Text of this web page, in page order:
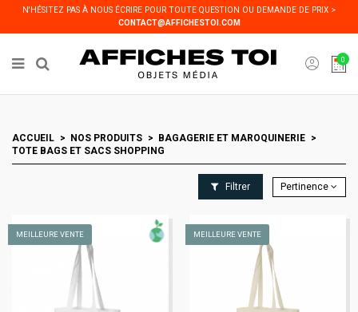
N'HÉSITEZ PAS À NOUS ÉCRIRE POUR TOUTE QUESTION OU DEMANDE DE PRIX >
CONTACT@AFFICHESTOI.COM
0
ACCUEIL NOS PRODUITS
BAGAGERIE ET MAROQUINERIE
TOTE BAGS ET SACS SHOPPING
Filtrer Pertinence
MEILLEURE VENTE MEILLEURE VENTE
Panneau de gestion des cookies